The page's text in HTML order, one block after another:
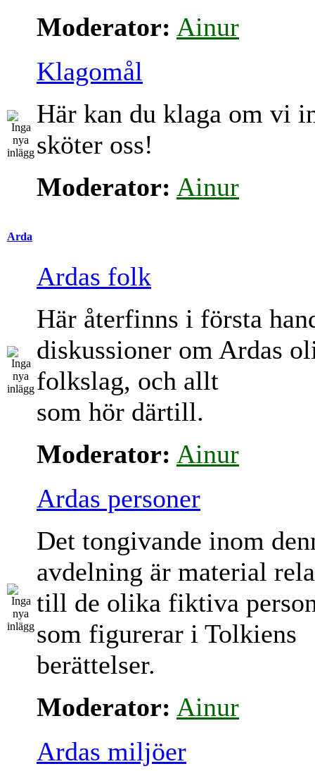
Moderator: Ainur
Klagomål
Här kan du klaga om vi
sköter oss!
Moderator: Ainur
Arda
Ardas folk
Här återfinns i första
diskussioner om Ardas
folkslag, och allt
som hör därtill.
Moderator: Ainur
Ardas personer
Det tongivande inom
avdelning är material
till de olika fiktiva
som figurerar i Tolkiens
berättelser.
Moderator: Ainur
Ardas miljöer